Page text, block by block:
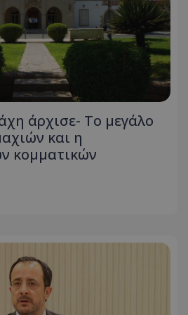
άρχισε- Το μεγάλο
και η
κομματικών
Microsoft Corporation